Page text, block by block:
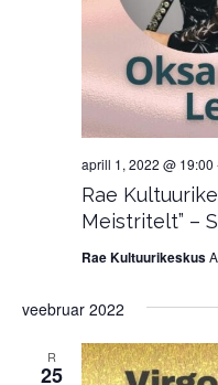
Rae
Meistritelt” –
aprill 1, 2022 @ 19:00
Rae Kultuurikeskus
veebruar 2022
R
25